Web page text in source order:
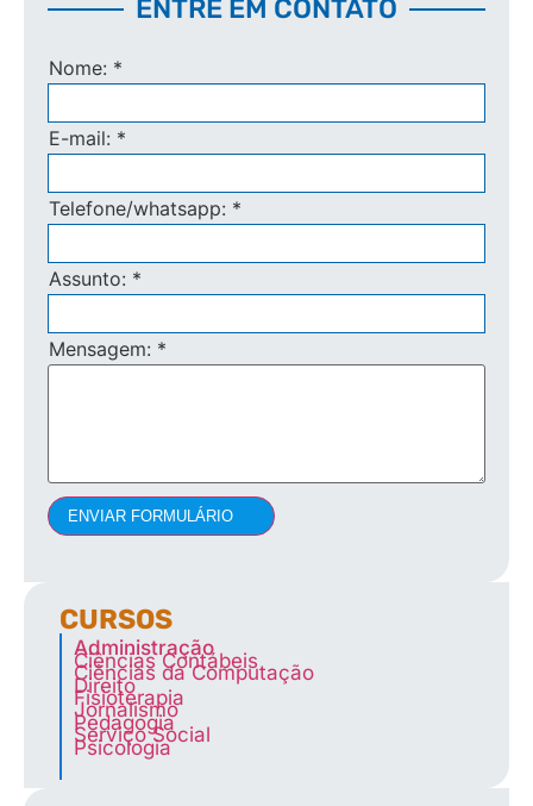
ENTRE EM CONTATO
Nome: *
E-mail: *
Telefone/whatsapp: *
Assunto: *
Mensagem: *
ENVIAR FORMULÁRIO
CURSOS
Administração
Ciências Contábeis
Ciências da Computação
Direito
Fisioterapia
Jornalismo
Pedagogia
Serviço Social
Psicologia